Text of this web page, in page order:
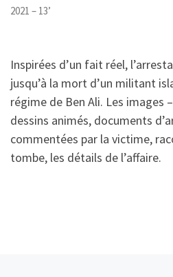
2021 – 13’
Inspirées d’un fait réel,
jusqu’à la mort d’un militant
régime de Ben Ali. Les images
dessins animés, documents
commentées par la victime,
tombe, les détails de l’affaire.